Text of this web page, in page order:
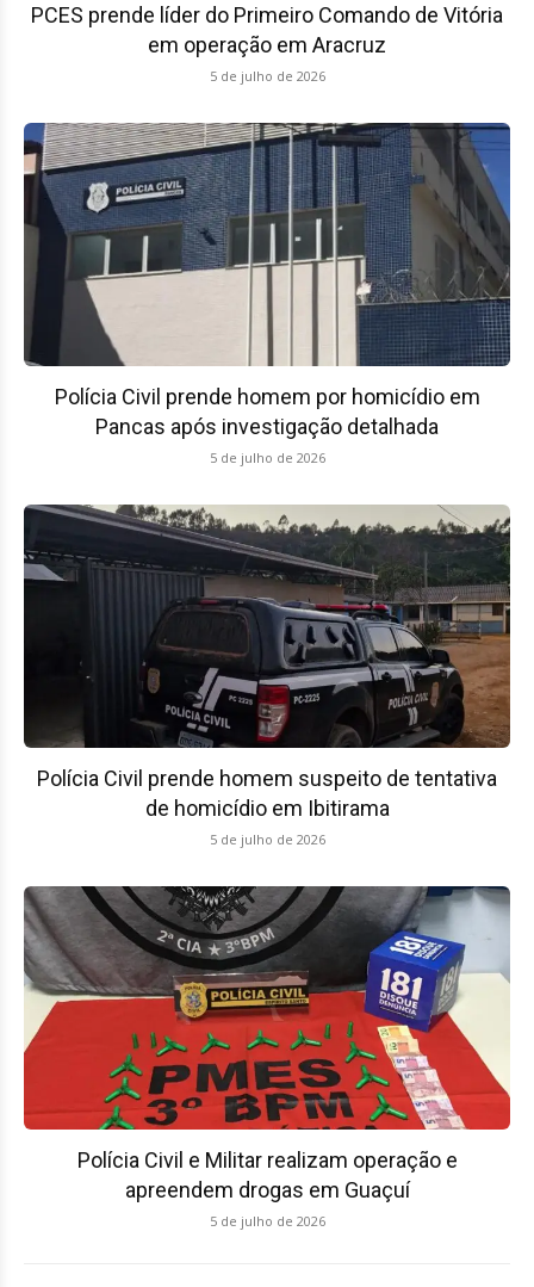
PCES prende líder do Primeiro Comando de Vitória
em operação em Aracruz
5 de julho de 2026
Polícia Civil prende homem por homicídio em
Pancas após investigação detalhada
5 de julho de 2026
Polícia Civil prende homem suspeito de tentativa
de homicídio em Ibitirama
5 de julho de 2026
Polícia Civil e Militar realizam operação e
apreendem drogas em Guaçuí
5 de julho de 2026